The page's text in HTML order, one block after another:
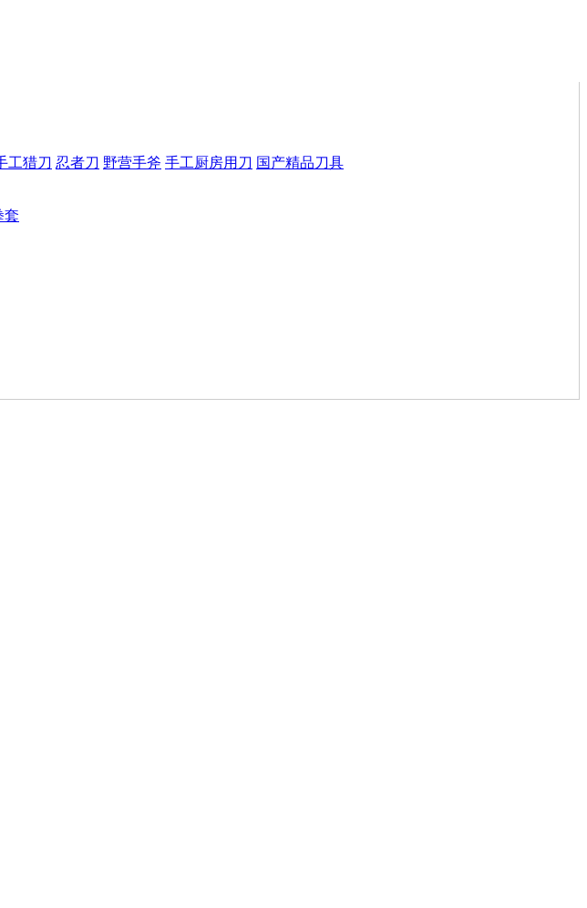
工猎刀 忍者刀 野营手斧 手工厨房用刀 国产精品刀具
套